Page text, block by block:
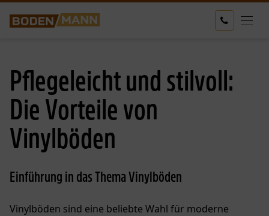
Pflegeleicht und stilvoll:
Die Vorteile von
Vinylböden
Einführung in das Thema Vinylböden
Vinylböden sind eine beliebte Wahl für moderne